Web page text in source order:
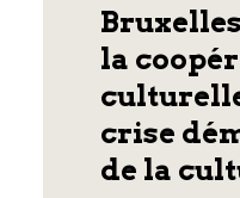
la
crise
de la